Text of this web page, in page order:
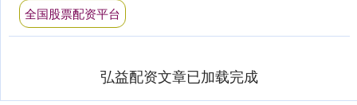
全国股票配资平台
弘益配资文章已加载完成